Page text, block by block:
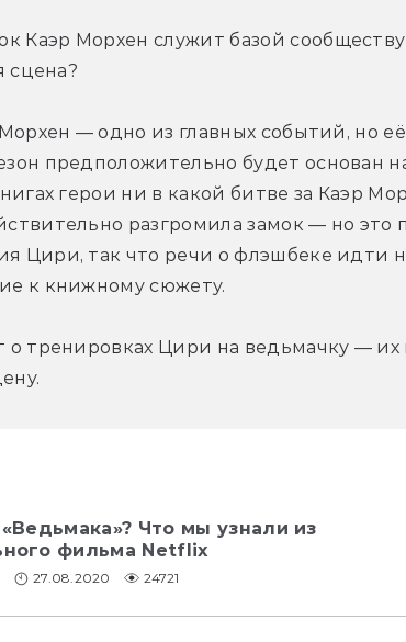
Каэр Морхен служит базой сообществу
сцена?
— одно из главных событий, но
предположительно будет основан
герои ни в какой битве за Каэр
разгромила замок — но это
Цири, так что речи о флэшбеке идти
к книжному сюжету.
о тренировках Цири на ведьмачку — их
Что мы узнали из
фильма Netflix
27.08.2020 24721